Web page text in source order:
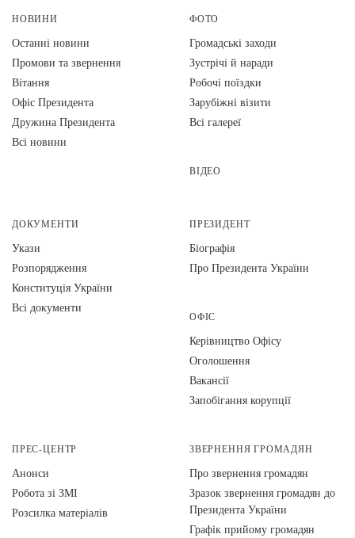
НОВИНИ
Останні новини
Промови та звернення
Вiтання
Офіс Президента
Дружина Президента
Всі новини
ФОТО
Громадські заходи
Зустрічі й наради
Робочі поїздки
Зарубіжні візити
Всі галереї
ВІДЕО
ДОКУМЕНТИ
Укази
Розпорядження
Конституція України
Всі документи
ПРЕЗИДЕНТ
Біографія
Про Президента України
ОФІС
Керівництво Офісу
Оголошення
Вакансії
Запобігання корупції
ПРЕС-ЦЕНТР
Анонси
Робота зі ЗМІ
Розсилка матеріалів
ЗВЕРНЕННЯ ГРОМАДЯН
Про звернення громадян
Зразок звернення громадян до
Президента України
Графік прийому громадян